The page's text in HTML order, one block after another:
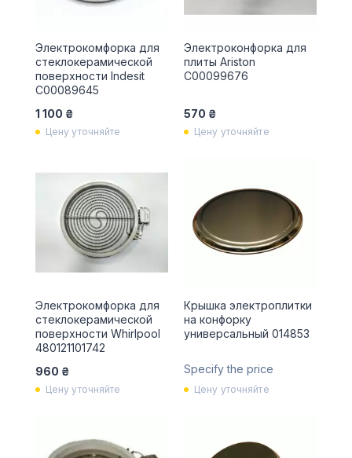
Электрокомфорка для
стеклокерамической
поверхности Indesit
C00089645
1 100 ₴
Цену уточняйте
Электроконфорка для
плиты Ariston
С00099676
570 ₴
Цену уточняйте
Электрокомфорка для
стеклокерамической
поверхности Whirlpool
480121101742
960 ₴
Цену уточняйте
Крышка электроплитки
на конфорку
универсальный 014853
Specify the price
Цену уточняйте